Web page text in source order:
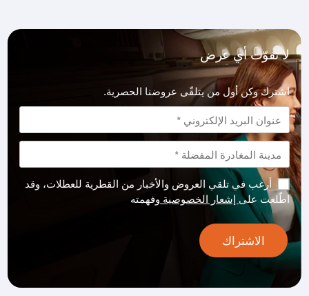
لا تفوّت أي عرض
اشترك وكن أول من يتلقّى عروضنا الحصرية.
أرغب في تلقي العروض والأخبار من القطرية للعطلات، وقد
اطّلعت على إشعار الخصوصية وفهمته
الاشتراك